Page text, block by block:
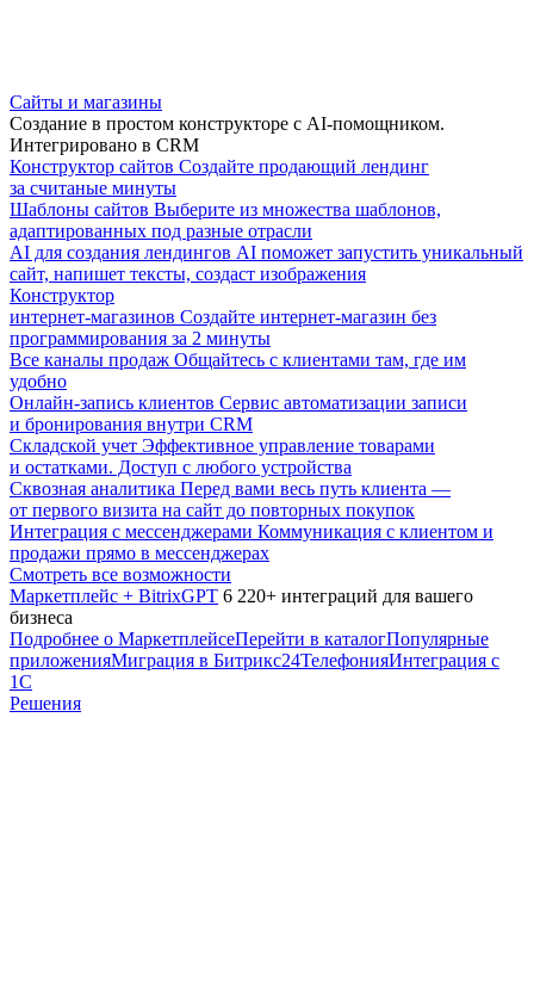
Сайты и магазины
Создание в простом конструкторе с AI-помощником.
Интегрировано в CRM
Конструктор сайтов Создайте продающий лендинг
за считаные минуты
Шаблоны сайтов Выберите из множества шаблонов,
адаптированных под разные отрасли
AI для создания лендингов AI поможет запустить уникальный
сайт, напишет тексты, создаст изображения
Конструктор
интернет-магазинов Создайте интернет-магазин без
программирования за 2 минуты
Все каналы продаж Общайтесь с клиентами там, где им
удобно
Онлайн-запись клиентов Сервис автоматизации записи
и бронирования внутри CRM
Складской учет Эффективное управление товарами
и остатками. Доступ с любого устройства
Сквозная аналитика Перед вами весь путь клиента —
от первого визита на сайт до повторных покупок
Интеграция с мессенджерами Коммуникация с клиентом и
продажи прямо в мессенджерах
Смотреть все возможности
Маркетплейс + BitrixGPT 6 220+ интеграций для вашего
бизнеса
Подробнее о МаркетплейсеПерейти в каталогПопулярные
приложенияМиграция в Битрикс24ТелефонияИнтеграция с
1С
Решения